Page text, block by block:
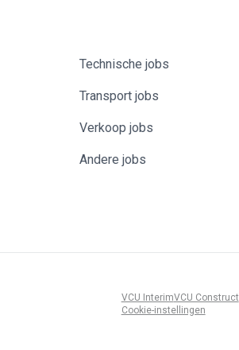
Technische jobs
Transport jobs
Verkoop jobs
Andere jobs
VCU InterimVCU Construct
Cookie-instellingen